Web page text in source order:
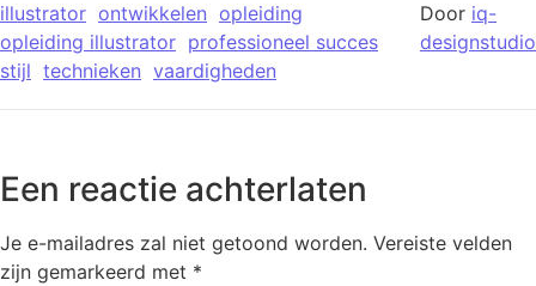
illustrator ontwikkelen opleiding
opleiding illustrator professioneel succes
stijl technieken vaardigheden
Door iq-
designstudio
Een reactie achterlaten
Je e-mailadres zal niet getoond worden. Vereiste velden
zijn gemarkeerd met *